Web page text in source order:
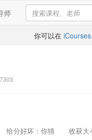
师
你可以在
给分好坏：你猜 收获大